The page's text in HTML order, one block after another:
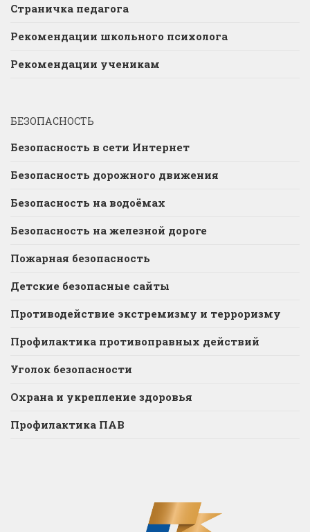
Страничка педагога
Рекомендации школьного психолога
Рекомендации ученикам
БЕЗОПАСНОСТЬ
Безопасность в сети Интернет
Безопасность дорожного движения
Безопасность на водоёмах
Безопасность на железной дороге
Пожарная безопасность
Детские безопасные сайты
Противодействие экстремизму и терроризму
Профилактика противоправных действий
Уголок безопасности
Охрана и укрепление здоровья
Профилактика ПАВ